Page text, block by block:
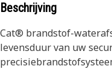
Beschrijving
Cat® brandstof-
levensduur van uw